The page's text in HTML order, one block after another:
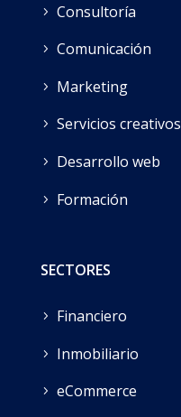
Consultoría
Comunicación
Marketing
Servicios creativos
Desarrollo web
Formación
SECTORES
Financiero
Inmobiliario
eCommerce